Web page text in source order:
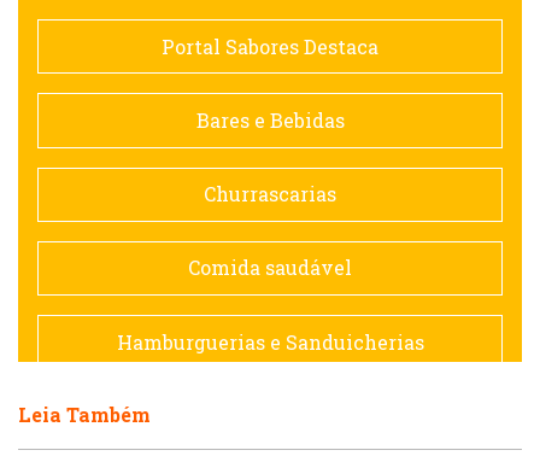
Comida saudável
Contemporânea
Doceria
Espanhola
Francesa
Portal Sabores Destaca
Bares e Bebidas
Churrascarias
Comida saudável
Hamburguerias e Sanduicherias
Leia Também